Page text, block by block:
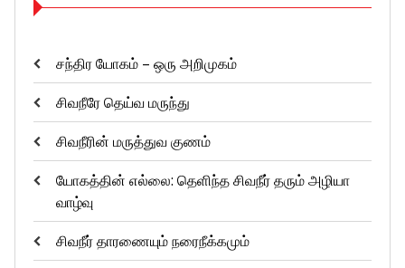
சந்திர யோகம் – ஒரு அறிமுகம்
சிவநீரே தெய்வ மருந்து
சிவநீரின் மருத்துவ குணம்
யோகத்தின் எல்லை: தெளிந்த சிவநீர் தரும் அழியா
வாழ்வு
சிவநீர் தாரணையும் நரைநீக்கமும்